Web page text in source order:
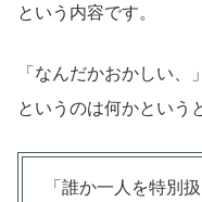
という内容です。
「なんだかおかしい、」
というのは何かという
「誰か一人を特別